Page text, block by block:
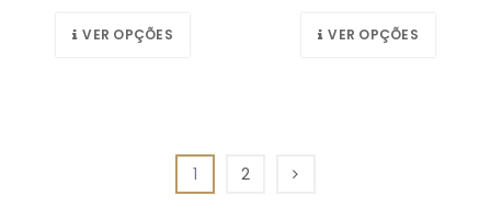
VER OPÇÕES VER OPÇÕES
1 2